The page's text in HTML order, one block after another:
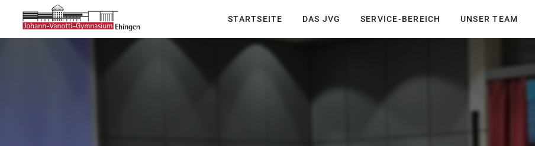
STARTSEITE DAS JVG SERVICE-BEREICH UNSER TEAM